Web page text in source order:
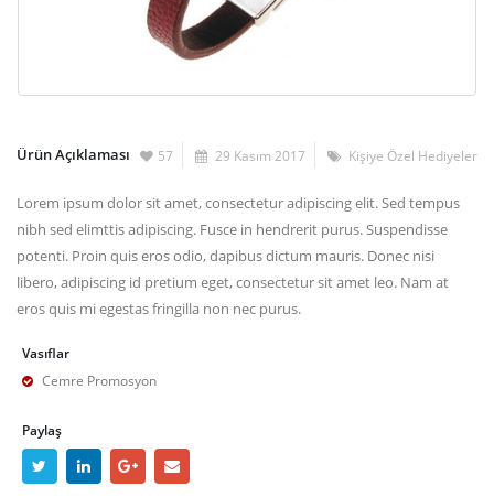
Ürün Açıklaması 57 29 Kasım 2017 Kişiye Özel Hediyeler
Lorem ipsum dolor sit amet, consectetur adipiscing elit. Sed tempus
nibh sed elimttis adipiscing. Fusce in hendrerit purus. Suspendisse
potenti. Proin quis eros odio, dapibus dictum mauris. Donec nisi
libero, adipiscing id pretium eget, consectetur sit amet leo. Nam at
eros quis mi egestas fringilla non nec purus.
Vasıflar
Cemre Promosyon
Paylaş